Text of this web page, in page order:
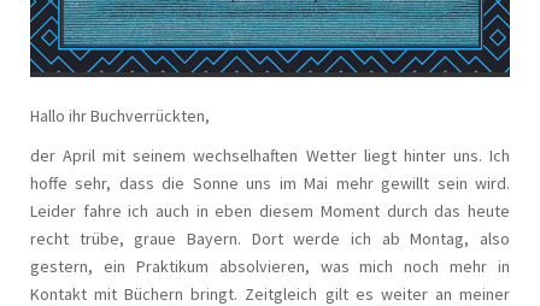
Hallo ihr Buchverrückten,
der April mit seinem wechselhaften Wetter liegt hinter uns. Ich
hoffe sehr, dass die Sonne uns im Mai mehr gewillt sein wird.
Leider fahre ich auch in eben diesem Moment durch das heute
recht trübe, graue Bayern. Dort werde ich ab Montag, also
gestern, ein Praktikum absolvieren, was mich noch mehr in
Kontakt mit Büchern bringt. Zeitgleich gilt es weiter an meiner